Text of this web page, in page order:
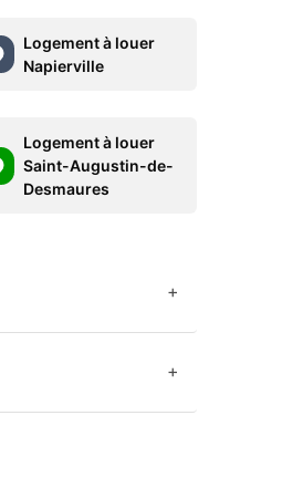
Logement à louer
Napierville
Logement à louer
Saint-Augustin-de-
Desmaures
+
+